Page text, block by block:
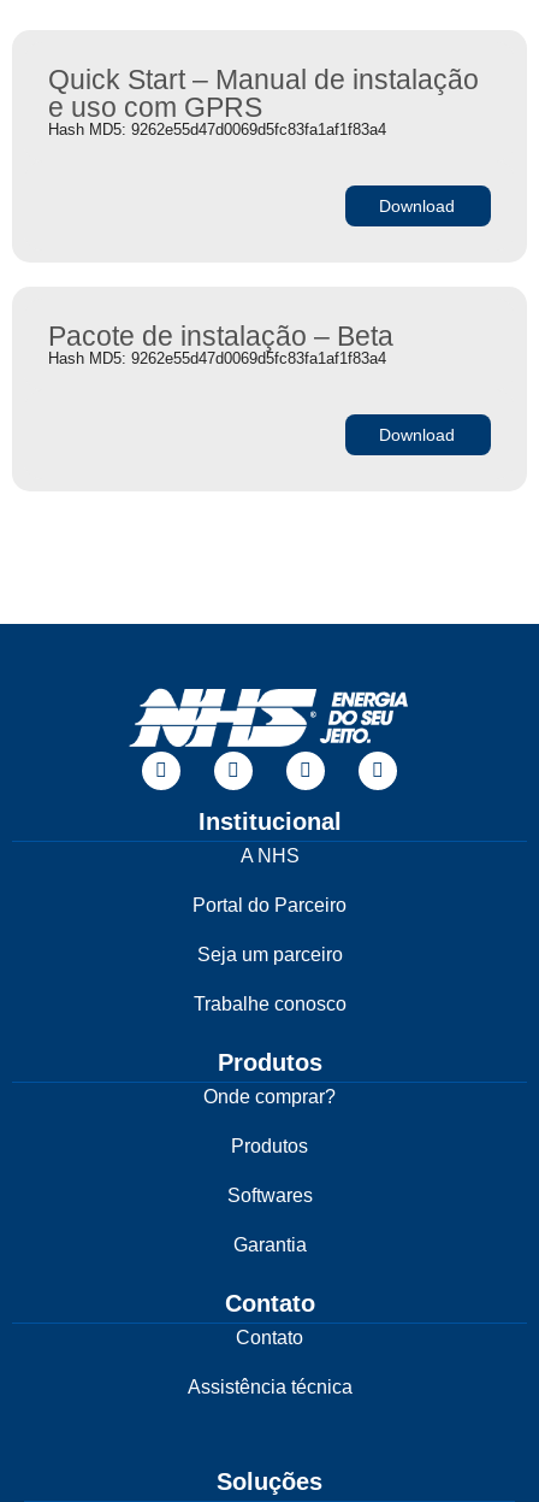
Quick Start – Manual de instalação
e uso com GPRS
Hash MD5: 9262e55d47d0069d5fc83fa1af1f83a4
Download
Pacote de instalação – Beta
Hash MD5: 9262e55d47d0069d5fc83fa1af1f83a4
Download
Institucional
A NHS
Portal do Parceiro
Seja um parceiro
Trabalhe conosco
Produtos
Onde comprar?
Produtos
Softwares
Garantia
Contato
Contato
Assistência técnica
Soluções